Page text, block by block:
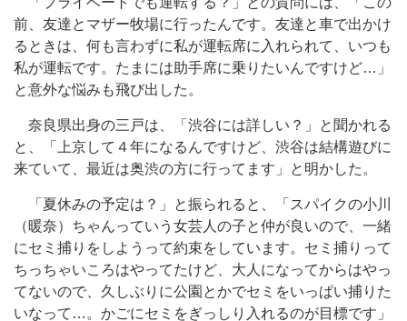
前、友達とマザー牧場に行ったんです。友達と車で出かけ
るときは、何も言わずに私が運転席に入れられて、いつも
私が運転です。たまには助手席に乗りたいんですけど…」
と意外な悩みも飛び出した。
奈良県出身の三戸は、「渋谷には詳しい？」と聞かれる
と、「上京して４年になるんですけど、渋谷は結構遊びに
来ていて、最近は奥渋の方に行ってます」と明かした。
「夏休みの予定は？」と振られると、「スパイクの小川
（暖奈）ちゃんっていう女芸人の子と仲が良いので、一緒
にセミ捕りをしようって約束をしています。セミ捕りって
ちっちゃいころはやってたけど、大人になってからはやっ
てないので、久しぶりに公園とかでセミをいっぱい捕りた
いなって…。かごにセミをぎっしり入れるのが目標です」